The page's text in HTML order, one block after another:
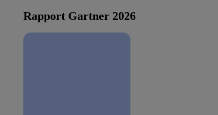
Rapport Gartner 2026